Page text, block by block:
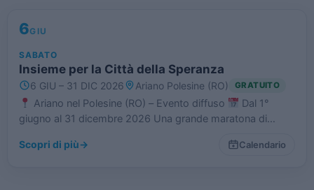
6GIU
SABATO
Insieme per la Città della Speranza
6 GIU – 31 DIC 2026 Ariano Polesine (RO) GRATUITO
Ariano nel Polesine (RO) – Evento diffuso
Dal 1°
giugno al 31 dicembre 2026 Una grande maratona di
Polesine! Il Comune e le associazioni…
Scopri di più→ Calendario